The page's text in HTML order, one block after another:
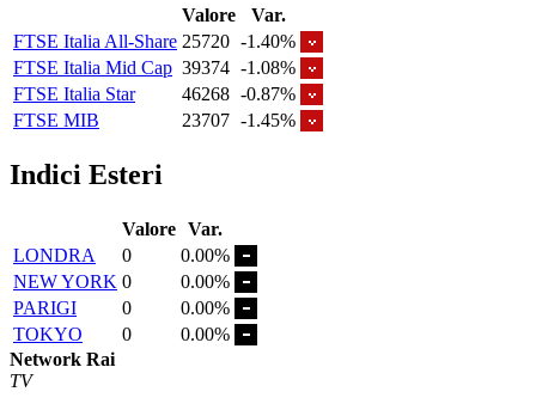
Valore
Var.
FTSE Italia All-Share 25720 -1.40%
FTSE Italia Mid Cap 39374 -1.08%
FTSE Italia Star
46268 -0.87%
FTSE MIB
23707 -1.45%
Indici Esteri
Valore Var.
LONDRA
0
0.00%
NEW YORK 0
0.00%
PARIGI
0
0.00%
TOKYO
0
0.00%
Network Rai
TV